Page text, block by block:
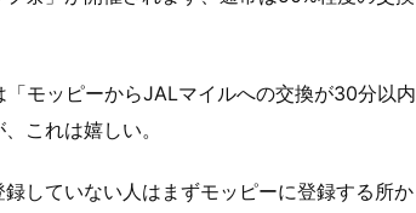
モッピーからJALマイルへの交換が30分以
これは嬉しい。
録していない人はまずモッピーに登録する所